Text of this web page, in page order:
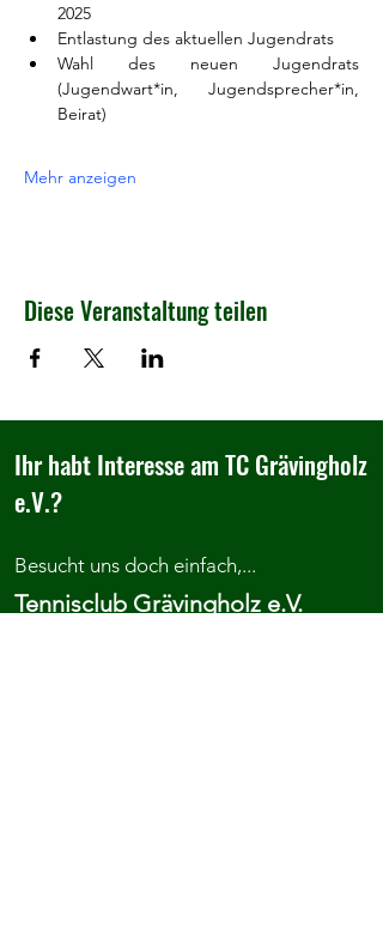
2025
Entlastung des aktuellen Jugendrats
Wahl des neuen Jugendrats
(Jugendwart*in, Jugendsprecher*in,
Beirat)
Mehr anzeigen
Diese Veranstaltung teilen
Ihr habt Interesse am TC Grävingholz
e.V.?
Besucht uns doch einfach,...
Tennisclub Grävingholz e.V.